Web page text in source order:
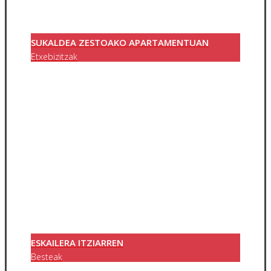
SUKALDEA ZESTOAKO APARTAMENTUAN
Etxebizitzak
ESKAILERA ITZIARREN
Besteak